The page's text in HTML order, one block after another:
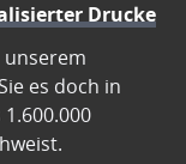
Drucke
unserem
es doch in